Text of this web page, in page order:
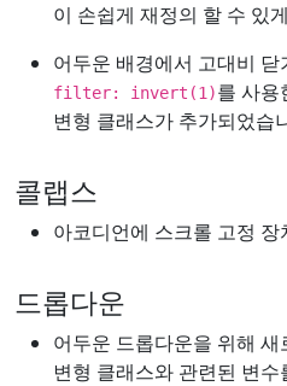
이 손쉽게 재정의 할 수 있
어두운 배경에서 고대비
filter: invert(1)를 사용
변형 클래스가 추가되었습
콜랩스
아코디언에 스크롤 고정
드롭다운
어두운 드롭다운을 위해 새
변형 클래스와 관련된 변